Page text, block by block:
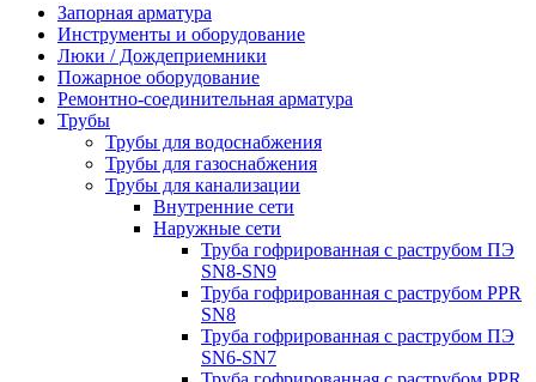
Запорная арматура
Инструменты и оборудование
Люки / Дождеприемники
Пожарное оборудование
Ремонтно-соединительная арматура
Трубы
Трубы для водоснабжения
Трубы для газоснабжения
Трубы для канализации
Внутренние сети
Наружные сети
Труба гофрированная с раструбом ПЭ
SN8-SN9
Труба гофрированная с раструбом PPR
SN8
Труба гофрированная с раструбом ПЭ
SN6-SN7